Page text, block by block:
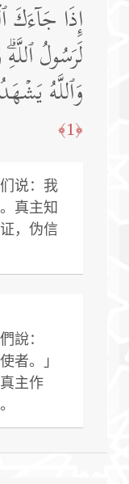
إِذَا جَاۤءَكَ
لَرَسُولُ
وَٱللَّهُ
﴿1﴾
说：我
真主知
，伪信
說：
者。」
主作